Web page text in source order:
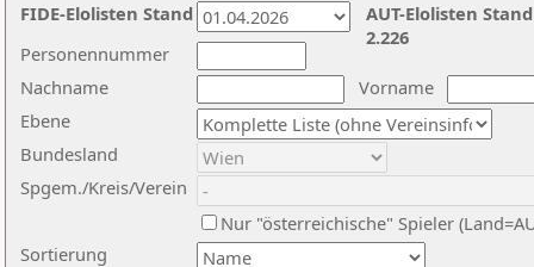
Nachname
Vorname
Ebene
Sortierung
Personennummer
Bundesland
Spgem./Kreis/Verein
Nur "österreichische" Spieler
AUT-Elolisten
2.226
FIDE-Elolisten Stand